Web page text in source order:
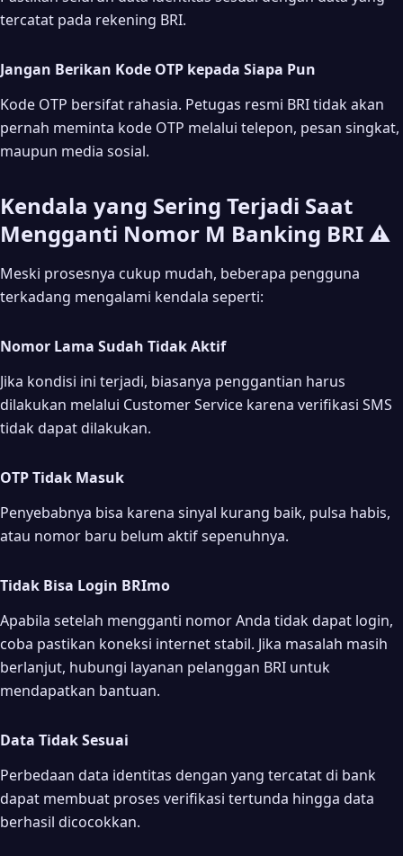
tercatat pada rekening BRI.
Jangan Berikan Kode OTP kepada Siapa Pun
Kode OTP bersifat rahasia. Petugas resmi BRI tidak akan
pernah meminta kode OTP melalui telepon, pesan singkat,
maupun media sosial.
Kendala yang Sering Terjadi Saat
Mengganti Nomor M Banking BRI ⚠️
Meski prosesnya cukup mudah, beberapa pengguna
terkadang mengalami kendala seperti:
Nomor Lama Sudah Tidak Aktif
Jika kondisi ini terjadi, biasanya penggantian harus
dilakukan melalui Customer Service karena verifikasi SMS
tidak dapat dilakukan.
OTP Tidak Masuk
Penyebabnya bisa karena sinyal kurang baik, pulsa habis,
atau nomor baru belum aktif sepenuhnya.
Tidak Bisa Login BRImo
Apabila setelah mengganti nomor Anda tidak dapat login,
coba pastikan koneksi internet stabil. Jika masalah masih
berlanjut, hubungi layanan pelanggan BRI untuk
mendapatkan bantuan.
Data Tidak Sesuai
Perbedaan data identitas dengan yang tercatat di bank
dapat membuat proses verifikasi tertunda hingga data
berhasil dicocokkan.